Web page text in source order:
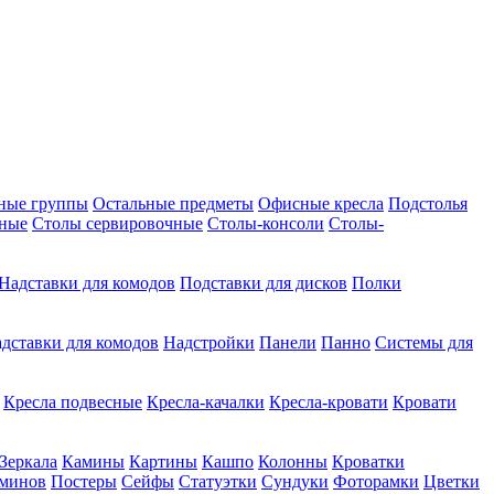
группы Остальные предметы Офисные кресла Подстолья
Столы сервировочные Столы-консоли Столы-
для комодов Подставки для дисков Полки
для комодов Надстройки Панели Панно Системы для
Кресла подвесные Кресла-качалки Кресла-кровати Кровати
Зеркала Камины Картины Кашпо Колонны Кроватки
Постеры Сейфы Статуэтки Сундуки Фоторамки Цветки